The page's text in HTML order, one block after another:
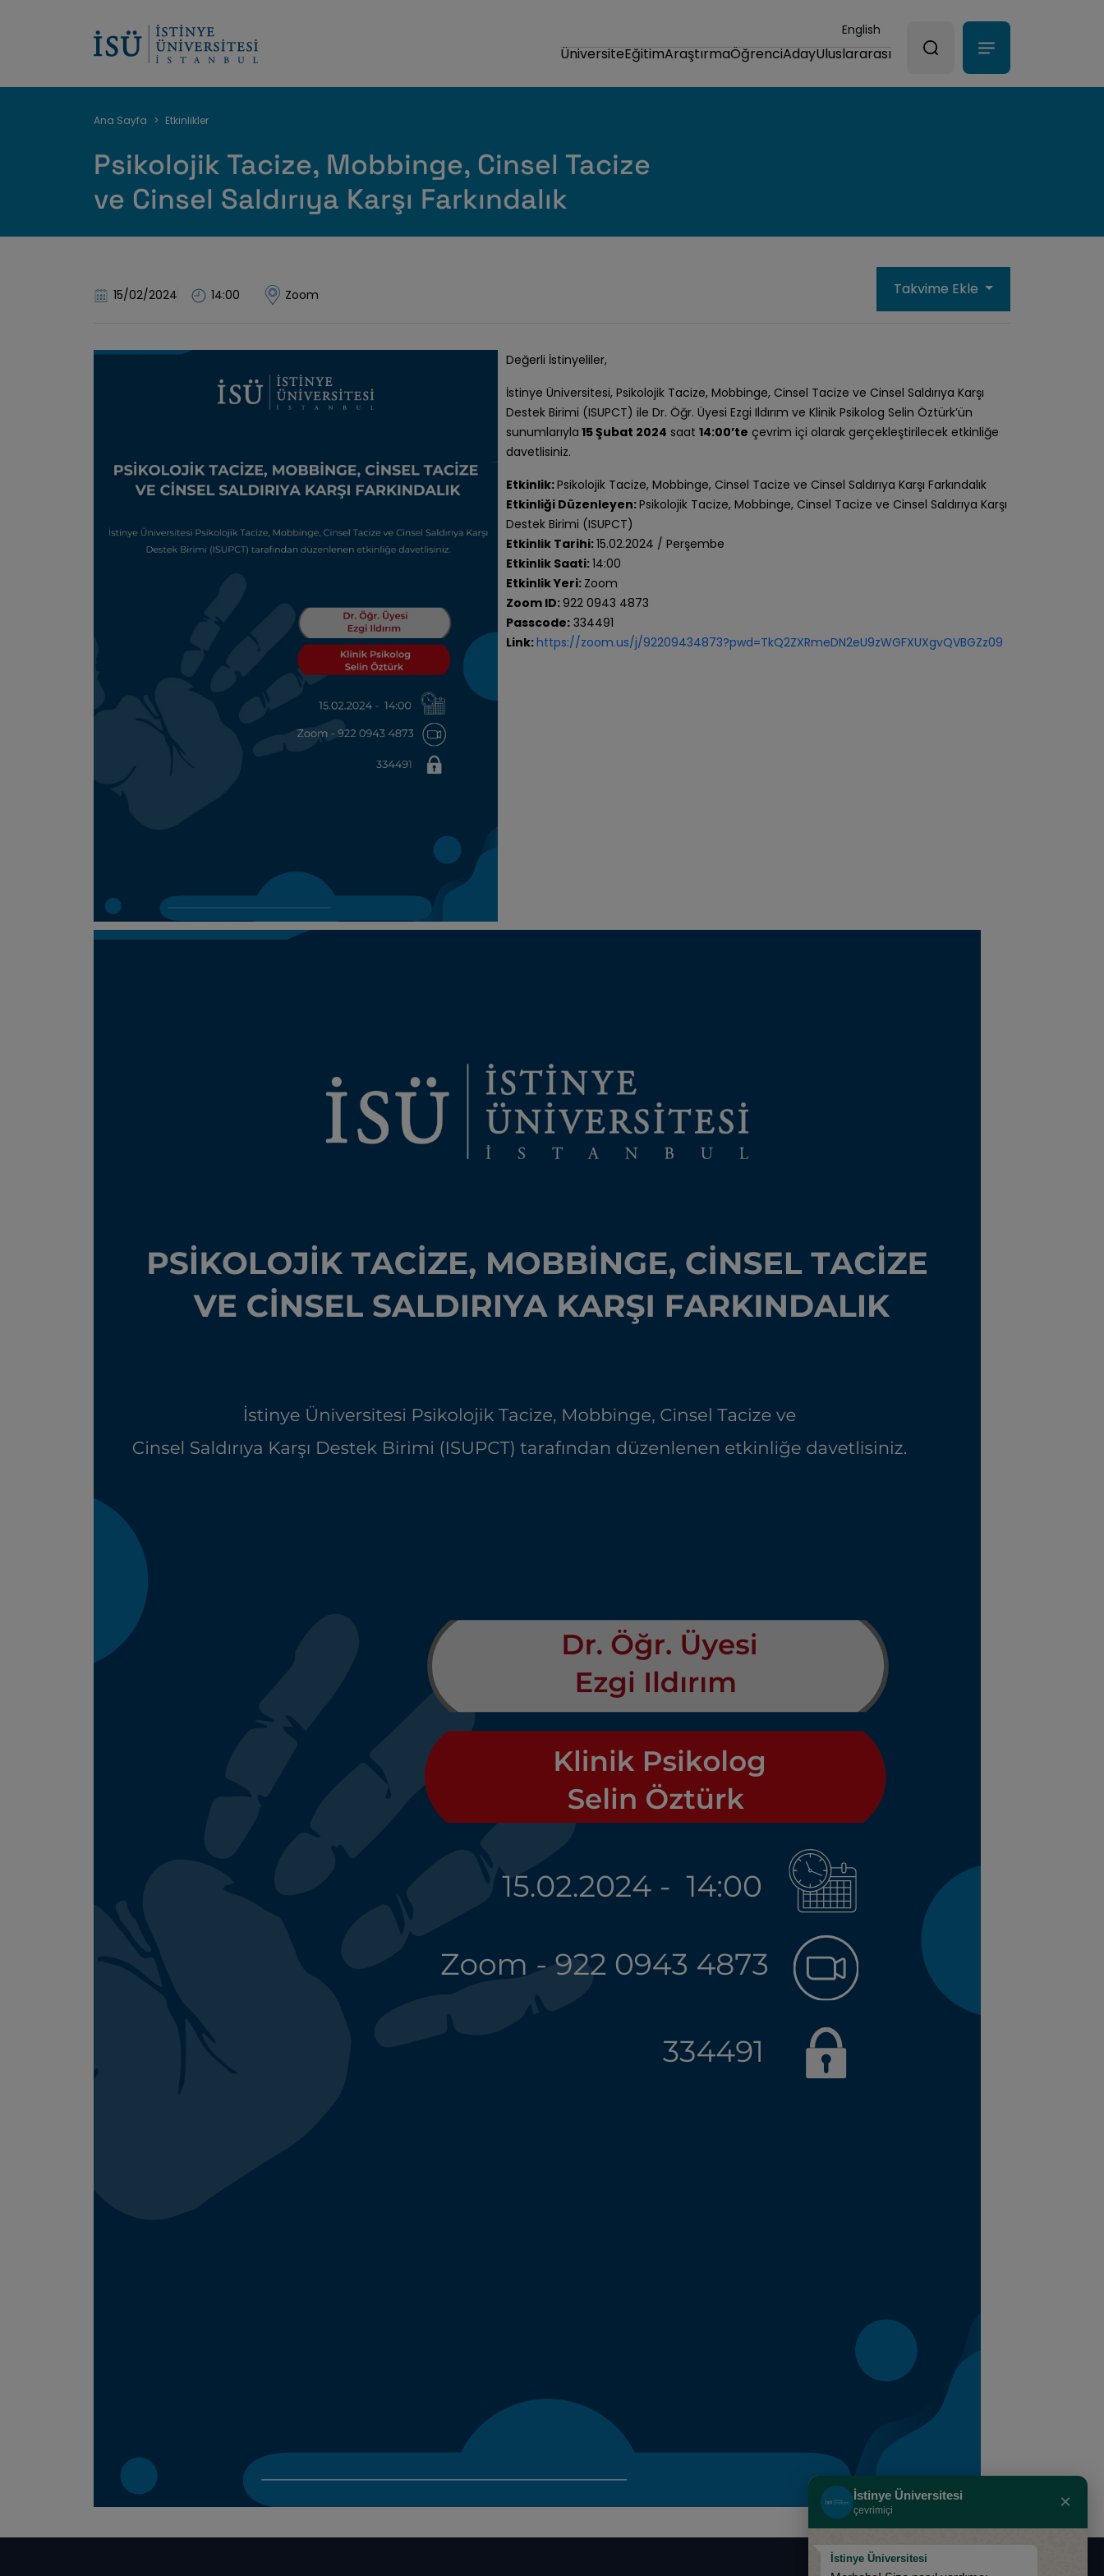
English
ÜniversiteEğitimAraştırmaÖğrenciAdayUluslararası
Sayfa
yolu
Ana Sayfa Etkinlikler
Psikolojik Tacize, Mobbinge, Cinsel Tacize
ve Cinsel Saldırıya Karşı Farkındalık
15/02/2024 14:00 Zoom Takvime Ekle
Değerli İstinyeliler,
İstinye Üniversitesi, Psikolojik Tacize, Mobbinge, Cinsel Tacize ve Cinsel Saldırıya Karşı
Destek Birimi (ISUPCT) ile Dr. Öğr. Üyesi Ezgi Ildırım ve Klinik Psikolog Selin Öztürk’ün
sunumlarıyla 15 Şubat 2024 saat14:00’te çevrim içi olarak gerçekleştirilecek etkinliğe
davetlisiniz.
Etkinlik:Psikolojik Tacize, Mobbinge, Cinsel Tacize ve Cinsel Saldırıya Karşı Farkındalık
Etkinliği Düzenleyen:Psikolojik Tacize, Mobbinge, Cinsel Tacize ve Cinsel Saldırıya Karşı
Destek Birimi (ISUPCT)
Etkinlik Tarihi:15.02.2024 / Perşembe
Etkinlik Saati:14:00
Etkinlik Yeri: Zoom
Zoom ID:922 0943 4873
Passcode: 334491
Link:https://zoom.us/j/92209434873?pwd=TkQ2ZXRmeDN2eU9zWGFXUXgvQVBGZz09
İstinye Üniversitesi
çevrimiçi ×
İstinye Üniversitesi